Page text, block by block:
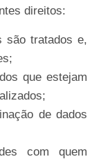
direitos:
são tratados e,
que estejam
de dados
com quem